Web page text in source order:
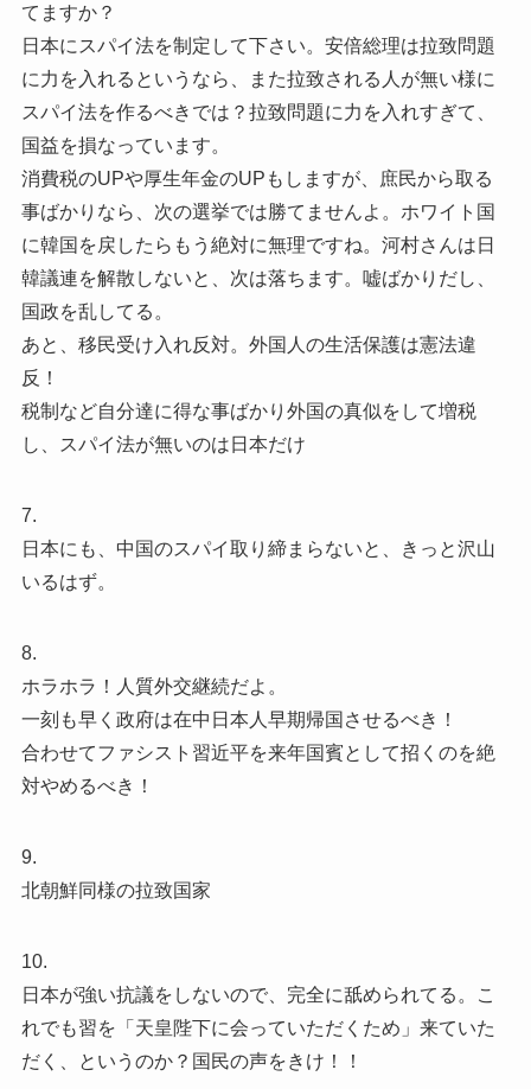
てますか？
日本にスパイ法を制定して下さい。安倍総理は拉致問題
に力を入れるというなら、また拉致される人が無い様に
スパイ法を作るべきでは？拉致問題に力を入れすぎて、
国益を損なっています。
消費税のUPや厚生年金のUPもしますが、庶民から取る
事ばかりなら、次の選挙では勝てませんよ。ホワイト国
に韓国を戻したらもう絶対に無理ですね。河村さんは日
韓議連を解散しないと、次は落ちます。嘘ばかりだし、
国政を乱してる。
あと、移民受け入れ反対。外国人の生活保護は憲法違
反！
税制など自分達に得な事ばかり外国の真似をして増税
し、スパイ法が無いのは日本だけ
7.
日本にも、中国のスパイ取り締まらないと、きっと沢山
いるはず。
8.
ホラホラ！人質外交継続だよ。
一刻も早く政府は在中日本人早期帰国させるべき！
合わせてファシスト習近平を来年国賓として招くのを絶
対やめるべき！
9.
北朝鮮同様の拉致国家
10.
日本が強い抗議をしないので、完全に舐められてる。こ
れでも習を「天皇陛下に会っていただくため」来ていた
だく、というのか？国民の声をきけ！！